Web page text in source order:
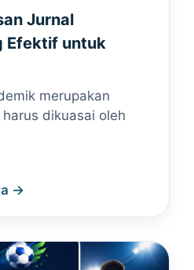
Jurnal
Efektif untuk
merupakan
dikuasai oleh
→